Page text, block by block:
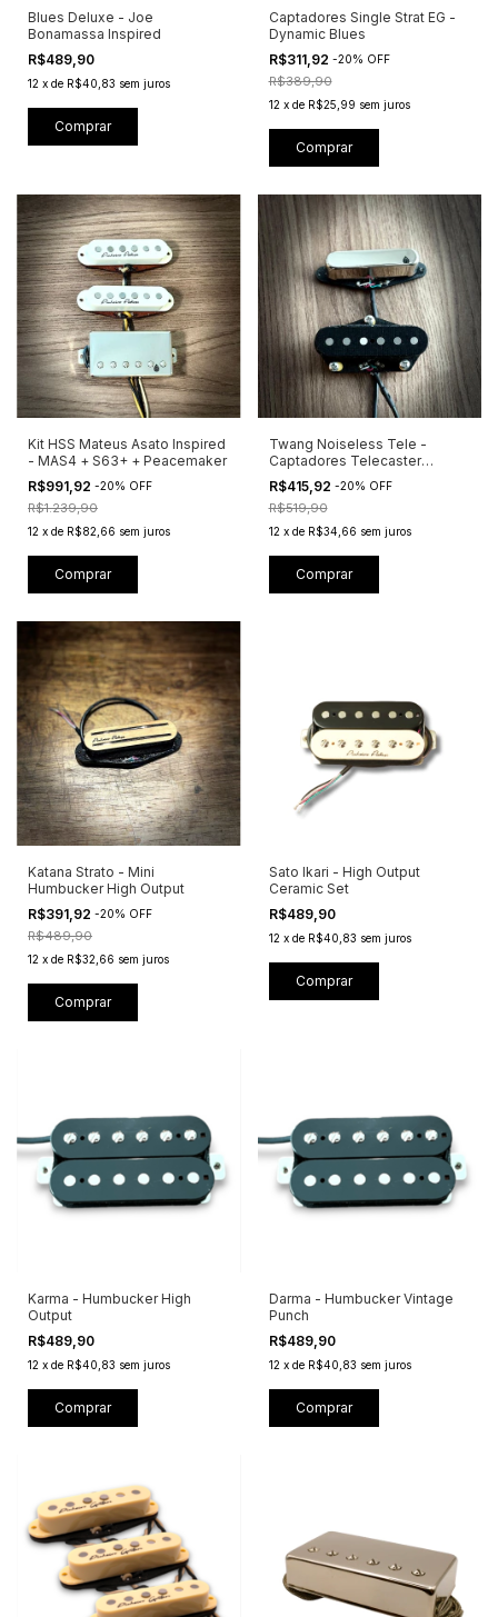
Blues Deluxe - Joe
Bonamassa Inspired
R$489,90
12 x de R$40,83 sem juros
Comprar
Captadores Single Strat EG -
Dynamic Blues
R$311,92 -20% OFF
R$389,90
12 x de R$25,99 sem juros
Comprar
Kit HSS Mateus Asato Inspired
- MAS4 + S63+ + Peacemaker
R$991,92 -20% OFF
R$1.239,90
12 x de R$82,66 sem juros
Comprar
Twang Noiseless Tele -
Captadores Telecaster
Vintage Sem Ruído
R$415,92 -20% OFF
R$519,90
12 x de R$34,66 sem juros
Comprar
Katana Strato - Mini
Humbucker High Output
R$391,92 -20% OFF
R$489,90
12 x de R$32,66 sem juros
Comprar
Sato Ikari - High Output
Ceramic Set
R$489,90
12 x de R$40,83 sem juros
Comprar
Karma - Humbucker High
Output
R$489,90
12 x de R$40,83 sem juros
Comprar
Darma - Humbucker Vintage
Punch
R$489,90
12 x de R$40,83 sem juros
Comprar